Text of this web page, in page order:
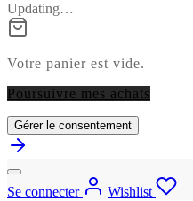
Updating…
Votre panier est vide.
Poursuivre mes achats
Gérer le consentement
Se connecter
Wishlist